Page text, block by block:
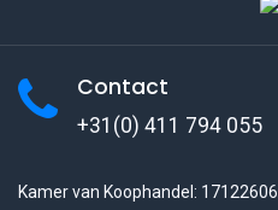
Contact
+31(0) 411 794 055
Kamer van Koophandel: 17122606